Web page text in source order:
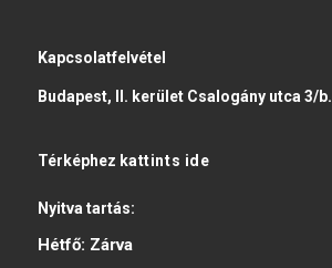
Kapcsolatfelvétel
Budapest, II. kerület Csalogány utca 3/b.
Térképhez kattints ide
Nyitva tartás:
Hétfő: Zárva